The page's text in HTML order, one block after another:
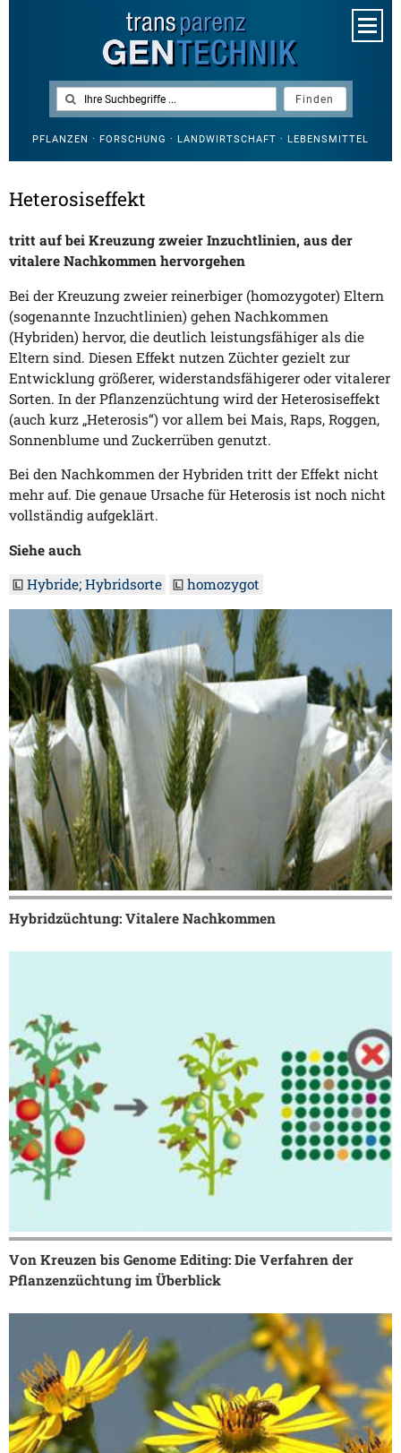
PFLANZEN · FORSCHUNG · LANDWIRTSCHAFT · LEBENSMITTEL
Heterosiseffekt
tritt auf bei Kreuzung zweier Inzuchtlinien, aus der
vitalere Nachkommen hervorgehen
Bei der Kreuzung zweier reinerbiger (homozygoter) Eltern
(sogenannte Inzuchtlinien) gehen Nachkommen
(Hybriden) hervor, die deutlich leistungsfähiger als die
Eltern sind. Diesen Effekt nutzen Züchter gezielt zur
Entwicklung größerer, widerstandsfähigerer oder vitalerer
Sorten. In der Pflanzenzüchtung wird der Heterosiseffekt
(auch kurz „Heterosis“) vor allem bei Mais, Raps, Roggen,
Sonnenblume und Zuckerrüben genutzt.
Bei den Nachkommen der Hybriden tritt der Effekt nicht
mehr auf. Die genaue Ursache für Heterosis ist noch nicht
vollständig aufgeklärt.
Siehe auch
Hybride; Hybridsorte
homozygot
Hybridzüchtung: Vitalere Nachkommen
Von Kreuzen bis Genome Editing: Die Verfahren der
Pflanzenzüchtung im Überblick